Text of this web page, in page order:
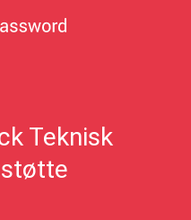
Teknisk